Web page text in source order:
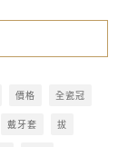
價格 全瓷冠
戴牙套 拔